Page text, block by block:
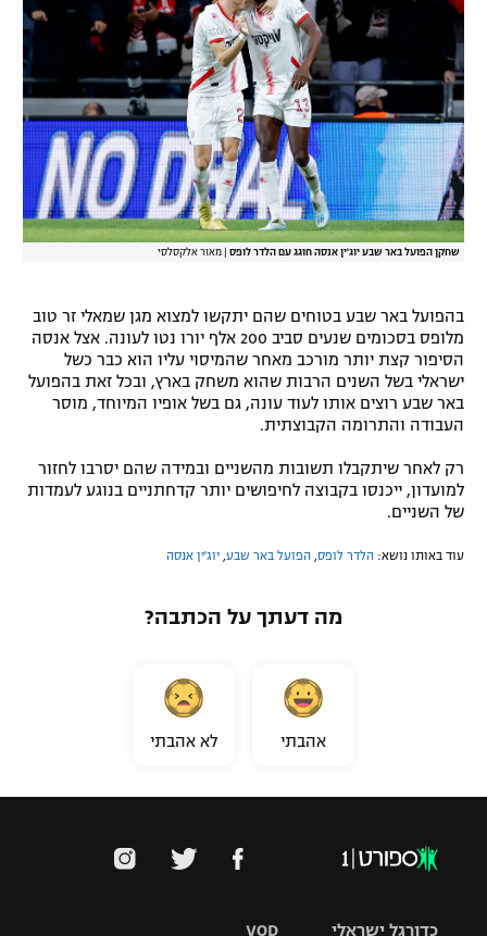
הצטרפות לחבילת הערוצים
לוח דרושים – ג'ובנט
תגיות
המגזין
שחקן הפועל באר שבע יוג'ין אנסה חוגג עם הלדר לופס מאור אלקסלסי
בהפועל באר שבע בטוחים שהם יתקשו למצוא מגן שמאלי זר טוב
מלופס בסכומים שנעים סביב 200 אלף יורו נטו לעונה. אצל אנסה
הסיפור קצת יותר מורכב מאחר שהמיסוי עליו הוא כבר כשל
ישראלי בשל השנים הרבות שהוא משחק בארץ, ובכל זאת בהפועל
באר שבע רוצים אותו לעוד עונה, גם בשל אופיו המיוחד, מוסר
העבודה והתרומה הקבוצתית.
רק לאחר שיתקבלו תשובות מהשניים ובמידה שהם יסרבו לחזור
למועדון, ייכנסו בקבוצה לחיפושים יותר קדחתניים בנוגע לעמדות
של השניים.
עוד באותו נושא: הלדר לופס הפועל באר שבע יוג'ין אנסה
מה דעתך על הכתבה?
אהבתי לא אהבתי
VOD כדורגל ישראלי